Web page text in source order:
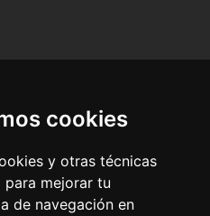
cookies
y otras técnicas
para mejorar tu
de navegación en